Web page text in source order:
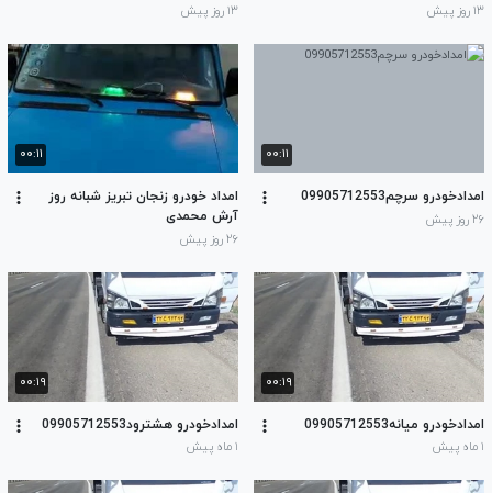
۱۳ روز پیش ۱۳ روز پیش
۰۰:۱۱
امدادخودرو سرچم09905712553
۲۶ روز پیش
۰۰:۱۱
امداد خودرو زنجان تبریز شبانه روز
آرش محمدی
۲۶ روز پیش
۰۰:۱۹
امدادخودرو میانه09905712553
۱ ماه پیش
۰۰:۱۹
امدادخودرو هشترود09905712553
۱ ماه پیش